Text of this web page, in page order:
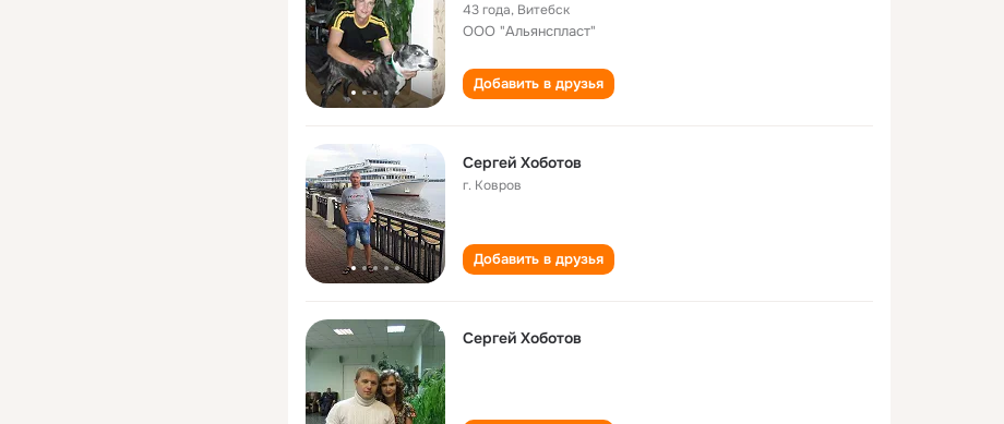
43 года, Витебск
ООО "Альянспласт"
Добавить в друзья
Сергей Хоботов
г. Ковров
Добавить в друзья
Сергей Хоботов